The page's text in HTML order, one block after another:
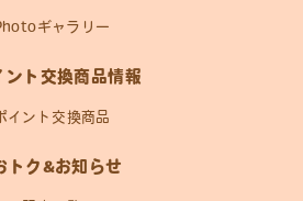
ギャラリー
ント交換商品情報
イント交換商品
トク&お知らせ